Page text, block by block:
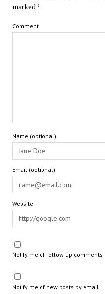
marked*
Comment
Name (optional)
Email (optional)
Website
Notify me of follow-up comments
Notify me of new posts by email.